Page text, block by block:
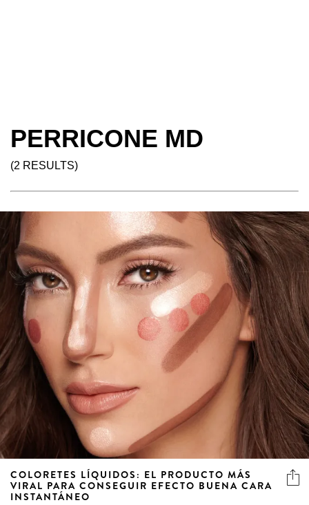
PERRICONE MD
(2 RESULTS)
COLORETES LÍQUIDOS: EL PRODUCTO MÁS
VIRAL PARA CONSEGUIR EFECTO BUENA CARA
INSTANTÁNEO